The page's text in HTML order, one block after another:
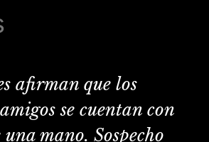
afirman que los
se cuentan con
una mano. Sospecho